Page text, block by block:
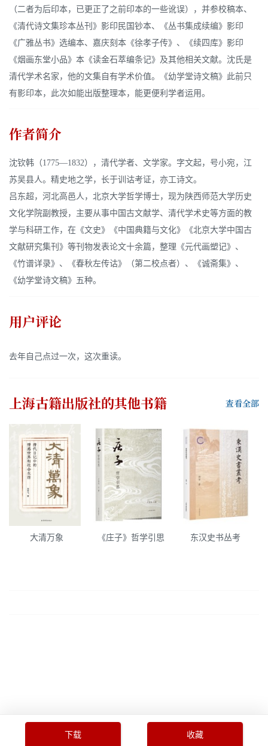
（二者为后印本，已更正了之前印本的一些讹误），并参校稿本、
《清代诗文集珍本丛刊》影印民国钞本、《丛书集成续编》影印
《广雅丛书》选编本、嘉庆刻本《徐孝子传》、《续四库》影印
《烟画东堂小品》本《读金石萃编条记》及其他相关文献。沈氏是
清代学术名家，他的文集自有学术价值。《幼学堂诗文稿》此前只
有影印本，此次如能出版整理本，能更便利学者运用。
作者简介
沈钦韩（1775—1832），清代学者、文学家。字文起，号小宛，江
苏吴县人。精史地之学，长于训诂考证，亦工诗文。
吕东超，河北高邑人，北京大学哲学博士，现为陕西师范大学历史
文化学院副教授，主要从事中国古文献学、清代学术史等方面的教
学与科研工作，在《文史》《中国典籍与文化》《北京大学中国古
文献研究集刊》等刊物发表论文十余篇，整理《元代画塑记》、
《竹谱详录》、《春秋左传诂》（第二校点者）、《诚斋集》、
《幼学堂诗文稿》五种。
用户评论
去年自己点过一次，这次重读。
上海古籍出版社的其他书籍 查看全部
大清万象 《庄子》哲学引思 东汉史书丛考
下载 收藏